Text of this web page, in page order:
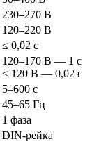
230–270 В
120–220 В
≤ 0,02 с
120–170 В — 1 с
≤ 120 В — 0,02 с
5–600 с
45–65 Гц
1 фаза
DIN-рейка